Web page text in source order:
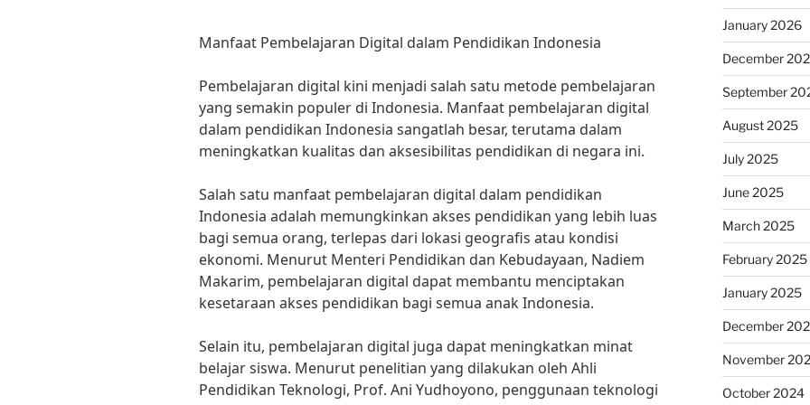
Manfaat Pembelajaran Digital dalam Pendidikan Indonesia
Pembelajaran digital kini menjadi salah satu metode pembelajaran
yang semakin populer di Indonesia. Manfaat pembelajaran digital
dalam pendidikan Indonesia sangatlah besar, terutama dalam
meningkatkan kualitas dan aksesibilitas pendidikan di negara ini.
Salah satu manfaat pembelajaran digital dalam pendidikan
Indonesia adalah memungkinkan akses pendidikan yang lebih luas
bagi semua orang, terlepas dari lokasi geografis atau kondisi
ekonomi. Menurut Menteri Pendidikan dan Kebudayaan, Nadiem
Makarim, pembelajaran digital dapat membantu menciptakan
kesetaraan akses pendidikan bagi semua anak Indonesia.
Selain itu, pembelajaran digital juga dapat meningkatkan minat
belajar siswa. Menurut penelitian yang dilakukan oleh Ahli
Pendidikan Teknologi, Prof. Ani Yudhoyono, penggunaan teknologi
January 2026
December
September
August 2025
July 2025
June 2025
March 2025
February 2025
January 2025
December
November
October 2024